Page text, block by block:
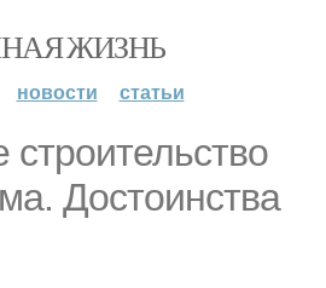
ЖИЗНЬ
новости статьи
Достоинства